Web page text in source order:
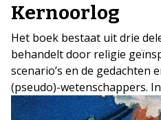
Kernoorlog
Het boek bestaat uit drie
behandelt door religie
scenario’s en de gedachten
(pseudo)-wetenschappers.